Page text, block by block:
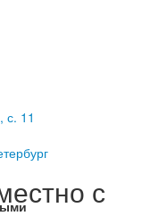
с. 11
с